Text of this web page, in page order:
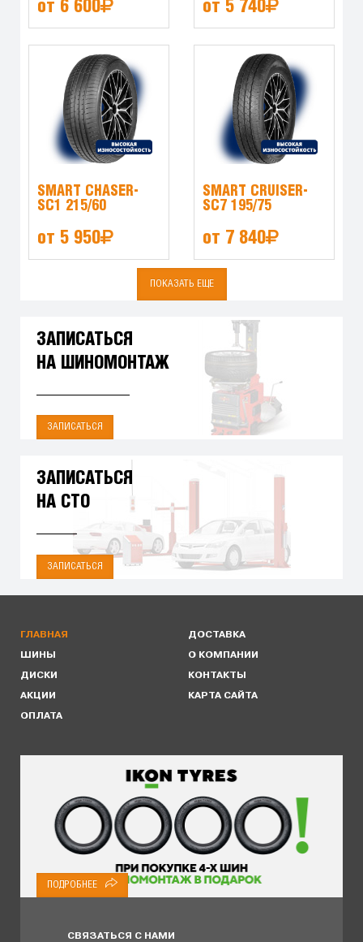
от 6 600 от 5 740
SMART CHASER-
SC1 215/60
от 5 950
SMART CRUISER-
SC7 195/75
от 7 840
ПОКАЗАТЬ ЕЩЕ
ЗАПИСАТЬСЯ
НА ШИНОМОНТАЖ
ЗАПИСАТЬСЯ
ЗАПИСАТЬСЯ
НА СТО
ЗАПИСАТЬСЯ
ГЛАВНАЯ
ШИНЫ
ДИСКИ
АКЦИИ
ОПЛАТА
ДОСТАВКА
О КОМПАНИИ
КОНТАКТЫ
КАРТА САЙТА
ПОДРОБНЕЕ
СВЯЗАТЬСЯ С НАМИ